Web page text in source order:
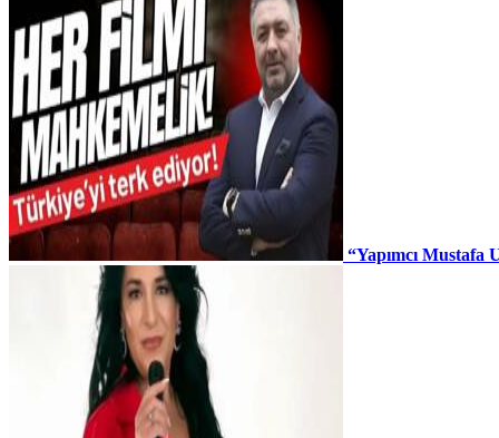
“Yapımcı Mustafa